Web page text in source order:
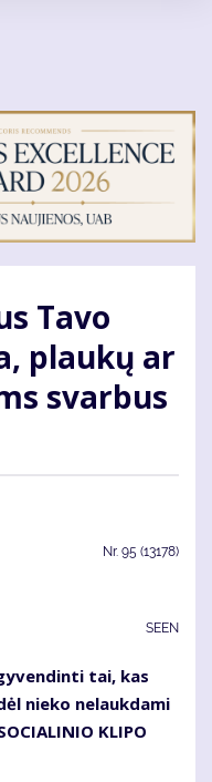
Tavo
plaukų ar
svarbus
Nr. 95 (13178)
SEEN
tai, kas
nieko nelaukdami
KLIPO